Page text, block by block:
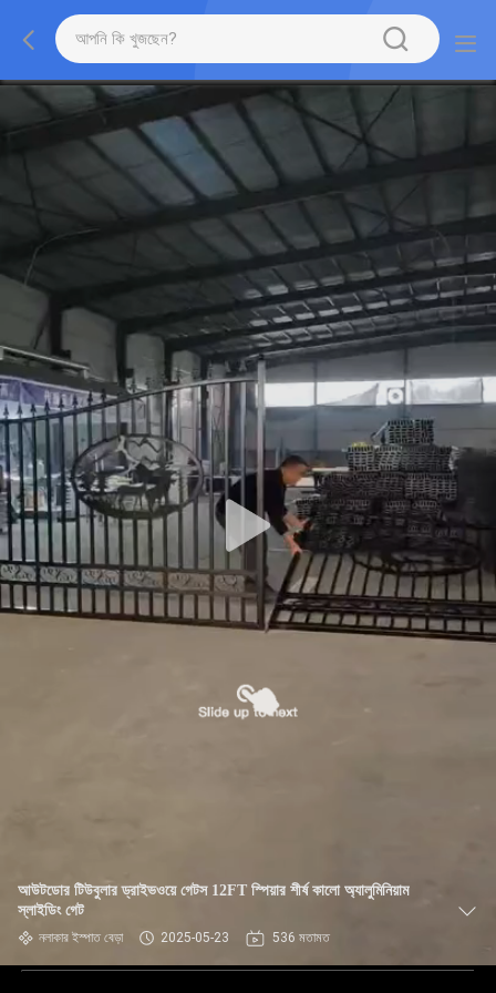
আউটডোর টিউবুলার ড্রাইভওয়ে গেটস 12FT স্পিয়ার শীর্ষ কালো অ্যালুমিনিয়াম
স্লাইডিং গেট
নলাকার ইস্পাত বেড়া 2025-05-23 536 মতামত